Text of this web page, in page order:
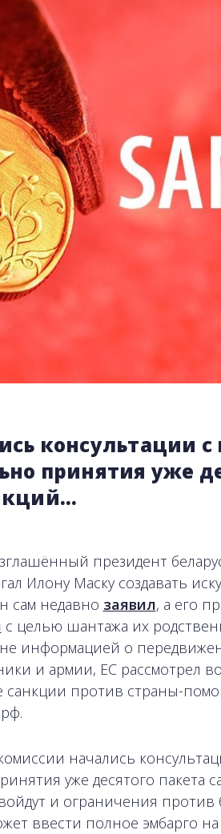
консультации с
принятия уже
президент
Илону Маску создавать
сам недавно заявил, а его
с целью шантажа их
информацией о
и армии, ЕС рассмотрел
санкции против страны-
начались
уже десятого пакета
и ограничения против
ввести полное эмбарго